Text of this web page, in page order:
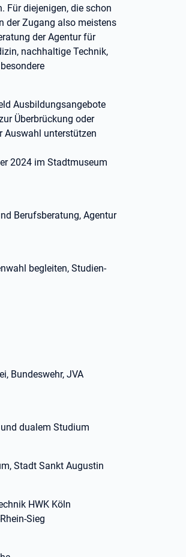
Für diejenigen, die schon
der Zugang also meistens
der Agentur für
nachhaltige Technik,
Ausbildungsangebote
Überbrückung oder
Auswahl unterstützen
2024 im Stadtmuseum
Berufsberatung, Agentur
begleiten, Studien-
Bundeswehr, JVA
dualem Studium
Stadt Sankt Augustin
HWK Köln
Sieg